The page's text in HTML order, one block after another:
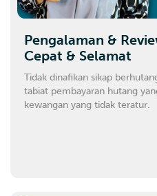
Pengalaman &
Cepat & Selamat
Tidak dinafikan sikap
tabiat pembayaran hutang
kewangan yang tidak teratur.